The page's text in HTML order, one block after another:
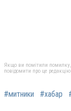
Якщо ви помітили помилку,
повідомити про це редакцію
#митники #хабар